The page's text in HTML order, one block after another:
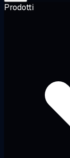
Prodotti